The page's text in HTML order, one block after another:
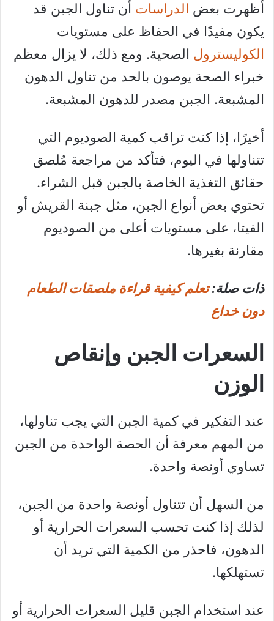
أظهرت بعض الدراسات أن تناول الجبن قد
يكون مفيدًا في الحفاظ على مستويات
الكوليسترول الصحية. ومع ذلك، لا يزال معظم
خبراء الصحة يوصون بالحد من تناول الدهون
المشبعة. الجبن مصدر للدهون المشبعة.
أخيرًا، إذا كنت تراقب كمية الصوديوم التي
تتناولها في اليوم، فتأكد من مراجعة مُلصق
حقائق التغذية الخاصة بالجبن قبل الشراء.
تحتوي بعض أنواع الجبن، مثل جبنة القريش أو
الفيتا، على مستويات أعلى من الصوديوم
مقارنة بغيرها.
ذات صلة:تعلم كيفية قراءة ملصقات الطعام
دون خداع
السعرات الجبن وإنقاص
الوزن
عند التفكير في كمية الجبن التي يجب تناولها،
من المهم معرفة أن الحصة الواحدة من الجبن
تساوي أونصة واحدة.
من السهل أن تتناول أونصة واحدة من الجبن،
لذلك إذا كنت تحسب السعرات الحرارية أو
الدهون، فاحذر من الكمية التي تريد أن
تستهلكها.
عند استخدام الجبن قليل السعرات الحرارية أو